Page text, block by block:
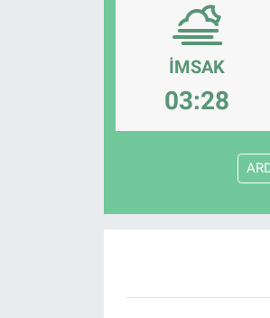
İMSAK
03:28